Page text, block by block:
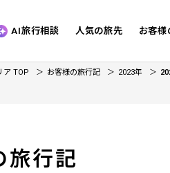
AI旅行相談 人気の旅先 お客様
ア TOP お客様の旅行記 2023年
旅行記
ととても充実したバ
5年